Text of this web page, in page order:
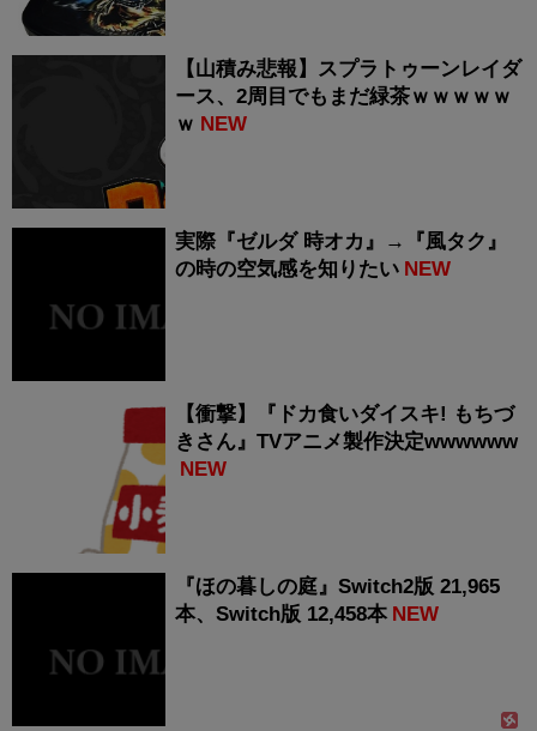
【山積み悲報】スプラトゥーンレイダ
ース、2周目でもまだ緑茶ｗｗｗｗｗ
ｗ NEW
実際『ゼルダ 時オカ』→『風タク』
の時の空気感を知りたい NEW
【衝撃】『ドカ食いダイスキ! もちづ
きさん』TVアニメ製作決定wwwwww
NEW
『ほの暮しの庭』Switch2版 21,965
本、Switch版 12,458本 NEW